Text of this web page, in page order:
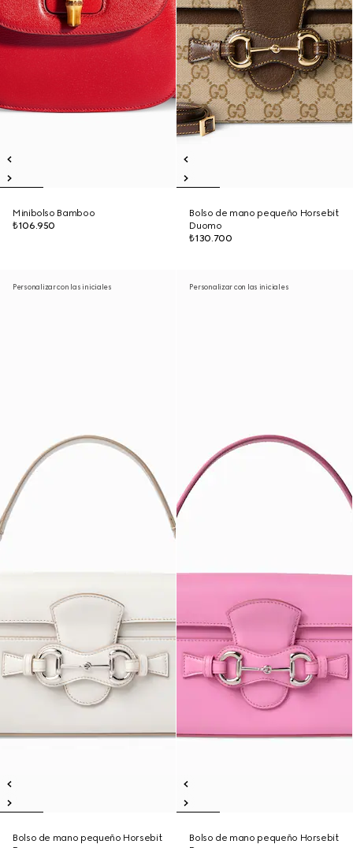
Minibolso Bamboo
₺106.950
Bolso de mano pequeño Horsebit
Duomo
₺130.700
Personalizar con las iniciales
Bolso de mano pequeño Horsebit
Personalizar con las iniciales
Bolso de mano pequeño Horsebit